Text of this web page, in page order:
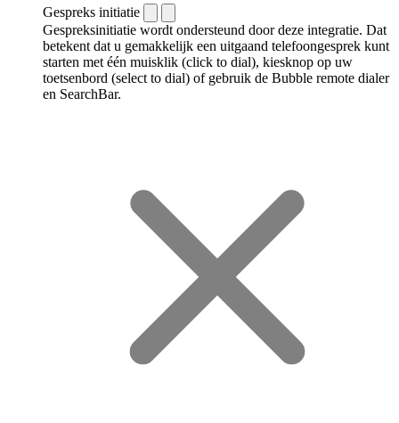
Gespreks initiatie
Gespreksinitiatie wordt ondersteund door deze integratie. Dat
betekent dat u gemakkelijk een uitgaand telefoongesprek kunt
starten met één muisklik (click to dial), kiesknop op uw
toetsenbord (select to dial) of gebruik de Bubble remote dialer
en SearchBar.